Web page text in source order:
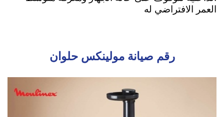
العمر الافتراضي له
رقم صيانة مولينكس حلوان